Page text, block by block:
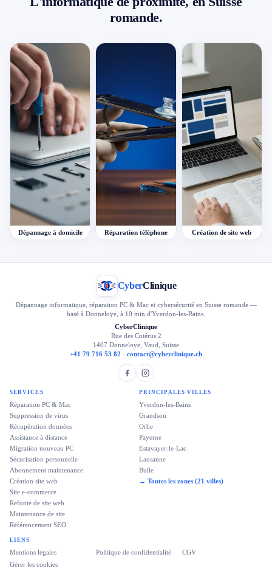
romande.
Dépannage à domicile Réparation téléphone Création de site web
CyberClinique
Dépannage informatique, réparation PC & Mac et cybersécurité en Suisse romande —
basé à Donneloye, à 10 min d'Yverdon-les-Bains.
CyberClinique
Rue des Cotérus 2
1407 Donneloye, Vaud, Suisse
+41 79 716 53 82 · contact@cyberclinique.ch
SERVICES
Réparation PC & Mac
Suppression de virus
Récupération données
Assistance à distance
Migration nouveau PC
Sécurisation personnelle
Abonnement maintenance
Création site web
Site e-commerce
Refonte de site web
Maintenance de site
Référencement SEO
PRINCIPALES VILLES
Yverdon-les-Bains
Grandson
Orbe
Payerne
Estavayer-le-Lac
Lausanne
Bulle
→ Toutes les zones (21 villes)
LIENS
Mentions légales Politique de confidentialité
CGV
Gérer les cookies